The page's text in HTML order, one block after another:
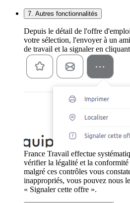
7. Autres fonctionnalités
Depuis le détail de l'offre
votre sélection, l'envoyer à un
de travail et la signaler en
France Travail effectue
vérifier la légalité et la
malgré ces contrôles vous
inappropriés, vous pouvez nous
« Signaler cette offre ».